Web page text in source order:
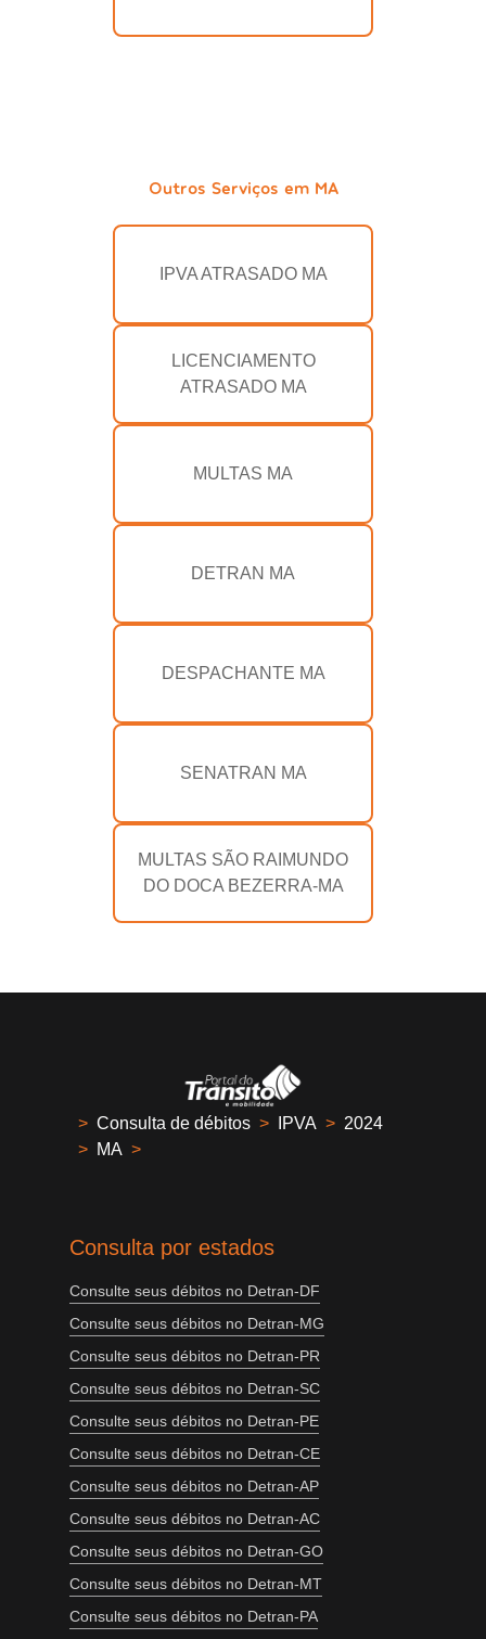
Outros Serviços em MA
IPVA ATRASADO MA
LICENCIAMENTO
ATRASADO MA
MULTAS MA
DETRAN MA
DESPACHANTE MA
SENATRAN MA
MULTAS SÃO RAIMUNDO
DO DOCA BEZERRA-MA
> Consulta de débitos > IPVA > 2024
> MA >
Consulta por estados
Consulte seus débitos no Detran-DF
Consulte seus débitos no Detran-MG
Consulte seus débitos no Detran-PR
Consulte seus débitos no Detran-SC
Consulte seus débitos no Detran-PE
Consulte seus débitos no Detran-CE
Consulte seus débitos no Detran-AP
Consulte seus débitos no Detran-AC
Consulte seus débitos no Detran-GO
Consulte seus débitos no Detran-MT
Consulte seus débitos no Detran-PA